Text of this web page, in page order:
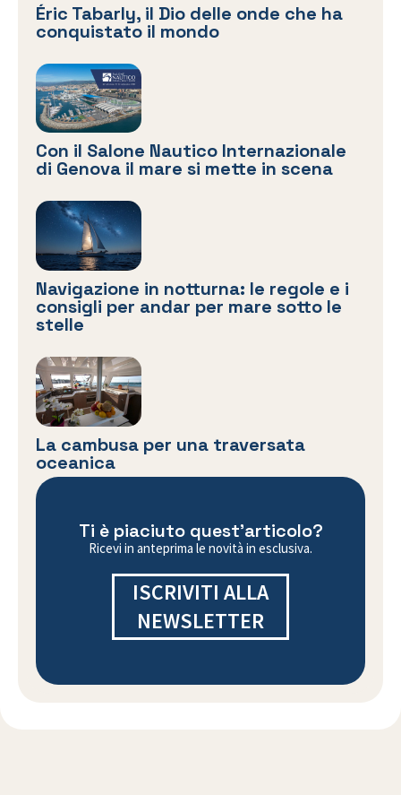
Éric Tabarly, il Dio delle onde che ha
conquistato il mondo
Con il Salone Nautico Internazionale
di Genova il mare si mette in scena
Navigazione in notturna: le regole e i
consigli per andar per mare sotto le
stelle
La cambusa per una traversata
oceanica
Ti è piaciuto quest'articolo?
Ricevi in anteprima le novità in esclusiva.
ISCRIVITI ALLA
NEWSLETTER